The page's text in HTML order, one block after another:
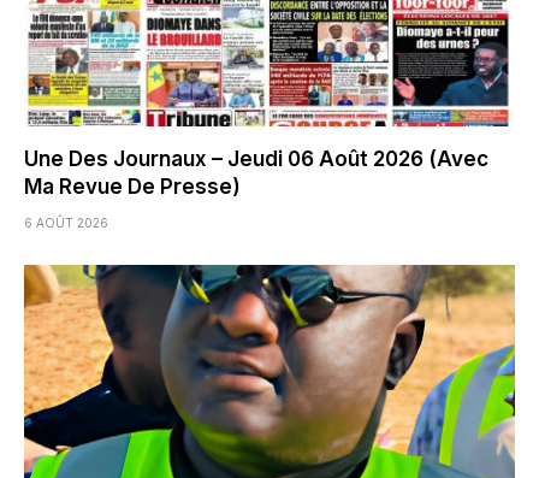
Une Des Journaux – Jeudi 06 Août 2026 (Avec
Ma Revue De Presse)
6 AOÛT 2026